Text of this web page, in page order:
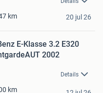
km 20 jul 26
E-Klasse 3.2 E320
2002
Details
km